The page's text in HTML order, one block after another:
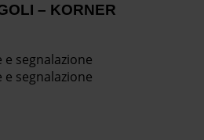
– KORNER